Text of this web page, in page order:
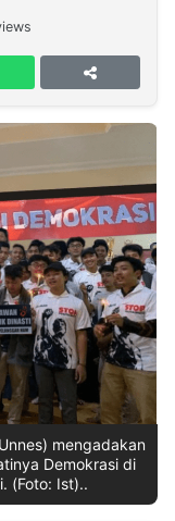
mengadakan
Demokrasi di
(Foto: Ist)..